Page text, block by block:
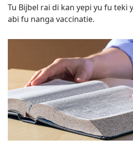
Tu Bijbel rai di kan yepi yu fu teki
abi fu nanga vaccinatie.